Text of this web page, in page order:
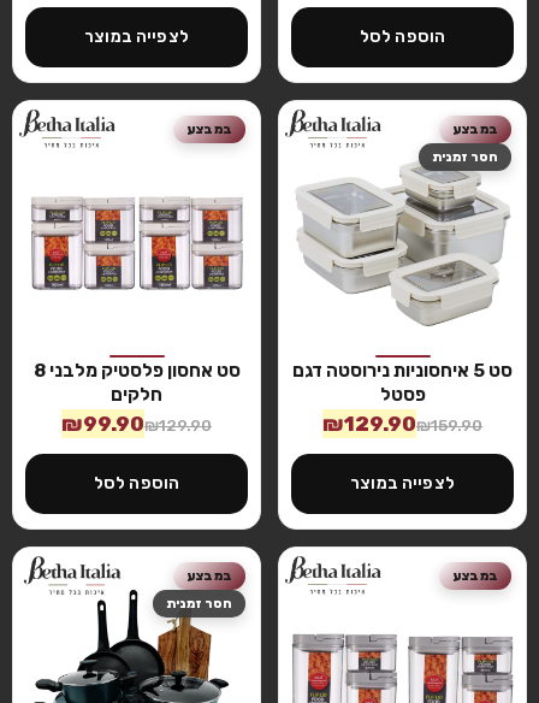
הוספה לסל לצפייה במוצר
במבצע
חסר זמנית
סט 5 איחסוניות נירוסטה דגם
פסטל
₪159.90
₪129.90
לצפייה במוצר
במבצע
סט אחסון פלסטיק מלבני 8
חלקים
₪129.90
₪99.90
הוספה לסל
במבצע
במבצע
חסר זמנית